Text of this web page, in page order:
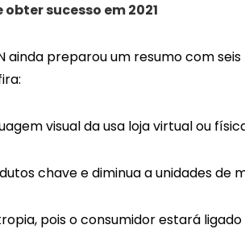
sucesso em 2021
ainda preparou um resumo com
visual da usa loja virtual ou
chave e diminua a unidades de
pois o consumidor estará